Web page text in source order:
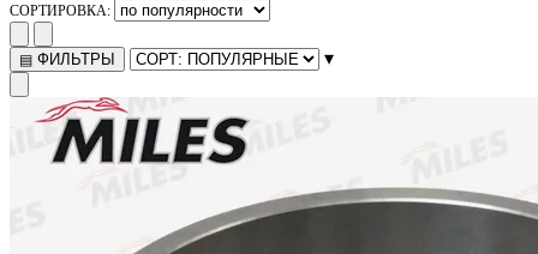
СОРТИРОВКА:
▤ ФИЛЬТРЫ ▾